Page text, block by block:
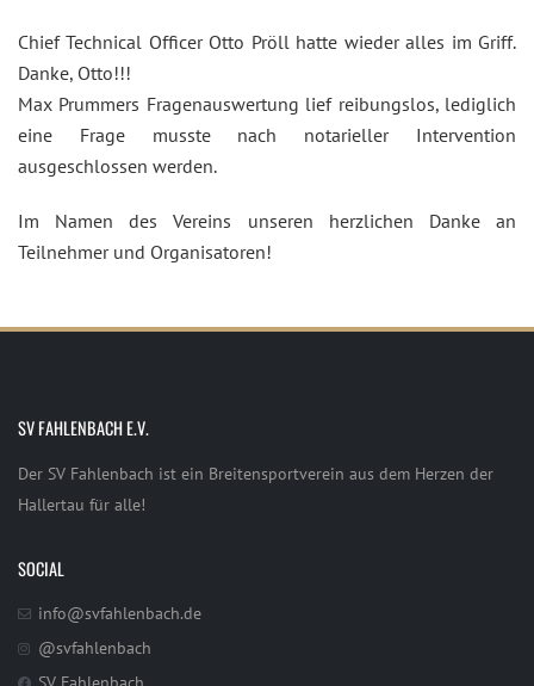
Chief Technical Officer Otto Pröll hatte wieder alles im Griff.
Danke, Otto!!!
Max Prummers Fragenauswertung lief reibungslos, lediglich
eine Frage musste nach notarieller Intervention
ausgeschlossen werden.
Im Namen des Vereins unseren herzlichen Danke an
Teilnehmer und Organisatoren!
SV FAHLENBACH E.V.
Der SV Fahlenbach ist ein Breitensportverein aus dem Herzen der
Hallertau für alle!
SOCIAL
info@svfahlenbach.de
@svfahlenbach